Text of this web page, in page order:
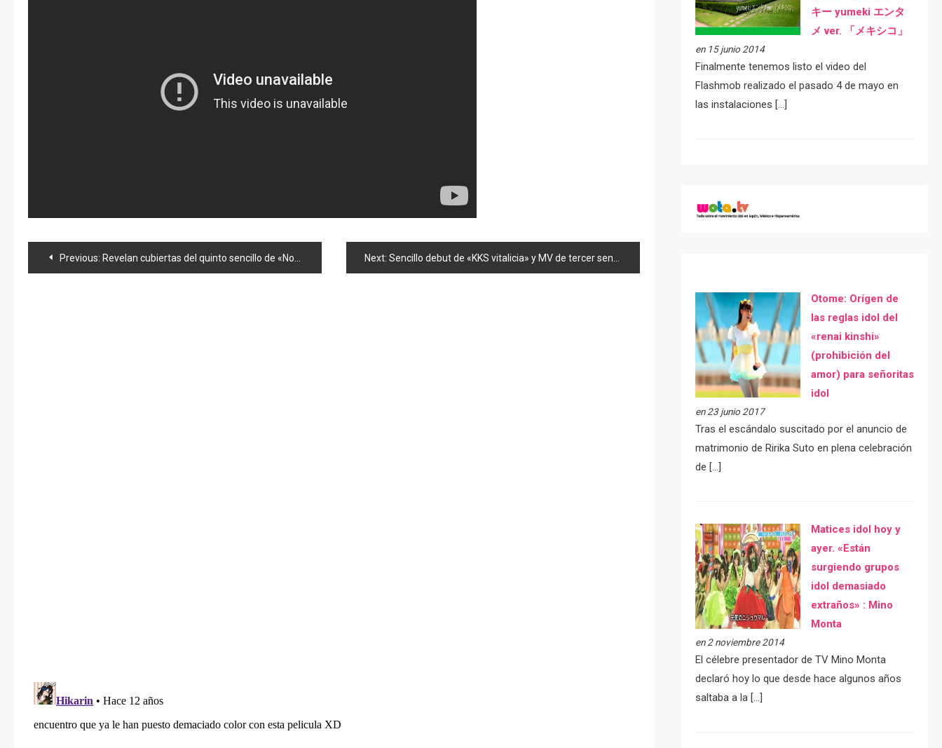
Navegación
Previous: Revelan cubiertas del quinto sencillo de «Not Yet» y AKB en Disneyland Next: Sencillo debut de «KKS vitalicia» y MV de tercer sencillo de «Acchan»
キー yumeki エンタ
メ ver. 「メキシコ」
en 15 junio 2014
Finalmente tenemos listo el video del
Flashmob realizado el pasado 4 de mayo en
las instalaciones […]
Otome: Orígen de
las reglas idol del
«renai kinshi»
(prohibición del
amor) para señoritas
idol
en 23 junio 2017
Tras el escándalo suscitado por el anuncio de
matrimonio de Ririka Suto en plena celebración
de […]
Matices idol hoy y
ayer. «Están
surgiendo grupos
idol demasiado
extraños» : Mino
Monta
en 2 noviembre 2014
El célebre presentador de TV Mino Monta
declaró hoy lo que desde hace algunos años
saltaba a la […]